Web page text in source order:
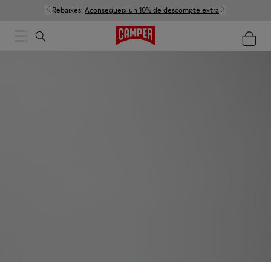
Rebaixes: Aconsegueix un 10% de descompte extra